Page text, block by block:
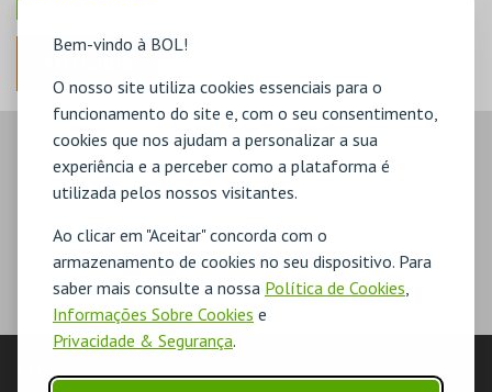
Bem-vindo à BOL!
O nosso site utiliza cookies essenciais para o
funcionamento do site e, com o seu consentimento,
cookies que nos ajudam a personalizar a sua
experiência e a perceber como a plataforma é
utilizada pelos nossos visitantes.
Ao clicar em "Aceitar" concorda com o
armazenamento de cookies no seu dispositivo. Para
saber mais consulte a nossa Política de Cookies,
Informações Sobre Cookies e
Privacidade & Segurança.
LOJA